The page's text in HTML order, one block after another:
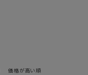
価格が高い順